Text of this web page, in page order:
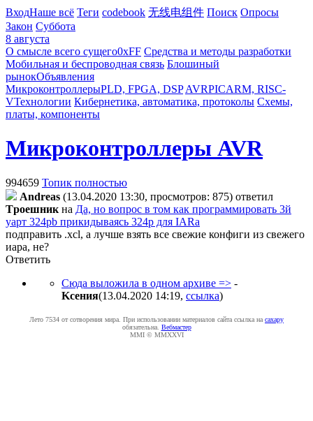
ВходНаше всё Теги codebook 无线电组件 Поиск Опросы
Закон Суббота
8 августа
О смысле всего сущего0xFF Средства и методы разработки
Мобильная и беспроводная связь Блошиный
рынокОбъявления
МикроконтроллерыPLD, FPGA, DSP AVRPICARM, RISC-
VТехнологии Кибернетика, автоматика, протоколы Схемы,
платы, компоненты
Микроконтроллеры AVR
994659 Топик полностью
Andreas (13.04.2020 13:30, просмотров: 875) ответил
Tpoeшник на Да, но вопрос в том как программировать 3й
уарт 324pb прикидываясь 324p для IARa
подправить .xcl, а лучше взять все свежие конфиги из свежего
иара, не?
Ответить
Сюда выложила в одном архиве => -
Kceния(13.04.2020 14:19, ссылка)
Лето 7534 от сотворения мира. При использовании материалов сайта ссылка на caxapу
обязательна. Вебмастер
MMI © MMXXVI